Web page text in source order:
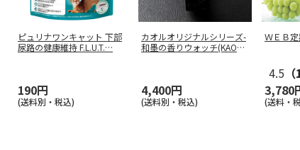
ピュリナワンキャット 下部
尿路の健康維持 F.L.U.T.…
190円
(送料別・税込)
カオルオリジナルシリーズ-
和墨の香りウォッチ(KAORU
4,400円
(送料別・税込)
ＷＥＢ
4.5
3,780
(送料・